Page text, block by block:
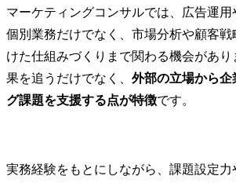
マーケティングコンサルでは、広告運
個別業務だけでなく、市場分析や顧客戦
けた仕組みづくりまで関わる機会があ
果を追うだけでなく、 外部の立場から
グ課題を支援する点が特徴です。
実務経験をもとにしながら、課題設定力